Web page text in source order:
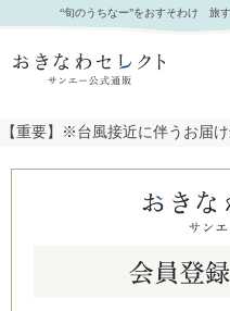
“旬のうちなー”をおすそわけ 旅
【重要】※台風接近に伴うお届